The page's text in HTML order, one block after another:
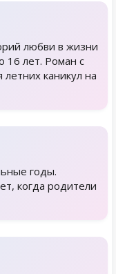
любви в жизни
16 лет. Роман с
каникул на
годы.
когда родители